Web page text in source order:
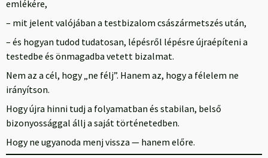
emlékére,
– mit jelent valójában a testbizalom császármetszés után,
– és hogyan tudod tudatosan, lépésről lépésre újraépíteni a
testedbe és önmagadba vetett bizalmat.
Nem az a cél, hogy „ne félj”. Hanem az, hogy a félelem ne
irányítson.
Hogy újra hinni tudj a folyamatban és stabilan, belső
bizonyossággal állj a saját történetedben.
Hogy ne ugyanoda menj vissza — hanem előre.